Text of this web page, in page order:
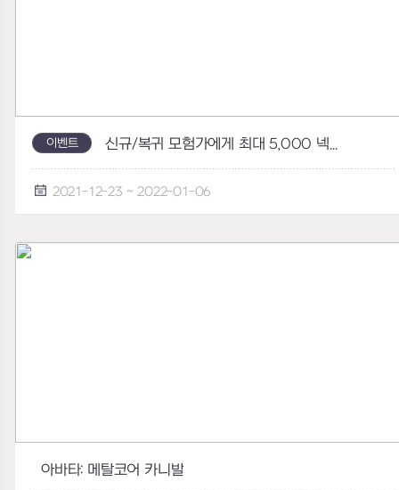
이벤트 신규/복귀 모험가에게 최대 5,000 넥슨캐시!
2021-12-23 ~ 2022-01-06
아바타: 메탈코어 카니발